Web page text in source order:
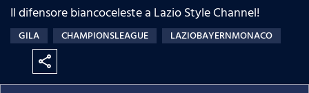
Il difensore biancoceleste a Lazio Style Channel!
GILA CHAMPIONSLEAGUE LAZIOBAYERNMONACO
share